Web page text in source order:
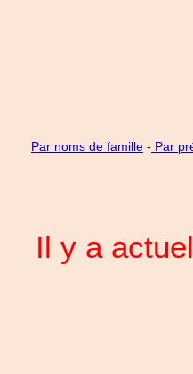
Par noms de famille - Par
Il y a